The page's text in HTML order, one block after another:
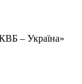
– Україна»